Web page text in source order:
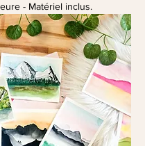
- Matériel inclus.